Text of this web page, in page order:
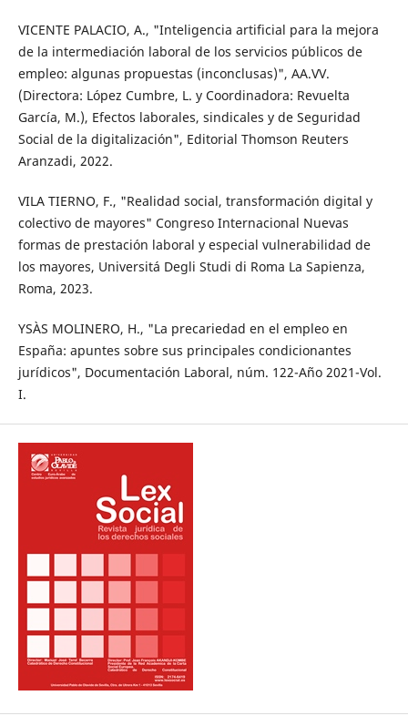
VICENTE PALACIO, A., "Inteligencia artificial para la mejora
de la intermediación laboral de los servicios públicos de
empleo: algunas propuestas (inconclusas)", AA.VV.
(Directora: López Cumbre, L. y Coordinadora: Revuelta
García, M.), Efectos laborales, sindicales y de Seguridad
Social de la digitalización", Editorial Thomson Reuters
Aranzadi, 2022.
VILA TIERNO, F., "Realidad social, transformación digital y
colectivo de mayores" Congreso Internacional Nuevas
formas de prestación laboral y especial vulnerabilidad de
los mayores, Universitá Degli Studi di Roma La Sapienza,
Roma, 2023.
YSÀS MOLINERO, H., "La precariedad en el empleo en
España: apuntes sobre sus principales condicionantes
jurídicos", Documentación Laboral, núm. 122-Año 2021-Vol.
I.